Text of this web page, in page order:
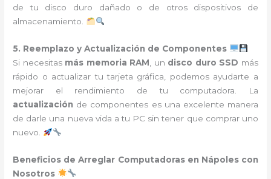
de tu disco duro dañado o de otros dispositivos de
almacenamiento.
5. Reemplazo y Actualización de Componentes
Si necesitas más memoria RAM , un disco duro SSD más
rápido o actualizar tu tarjeta gráfica, podemos ayudarte a
mejorar el rendimiento de tu computadora. La
actualización de componentes es una excelente manera
de darle una nueva vida a tu PC sin tener que comprar uno
nuevo.
Beneficios de Arreglar Computadoras en Nápoles con
Nosotros